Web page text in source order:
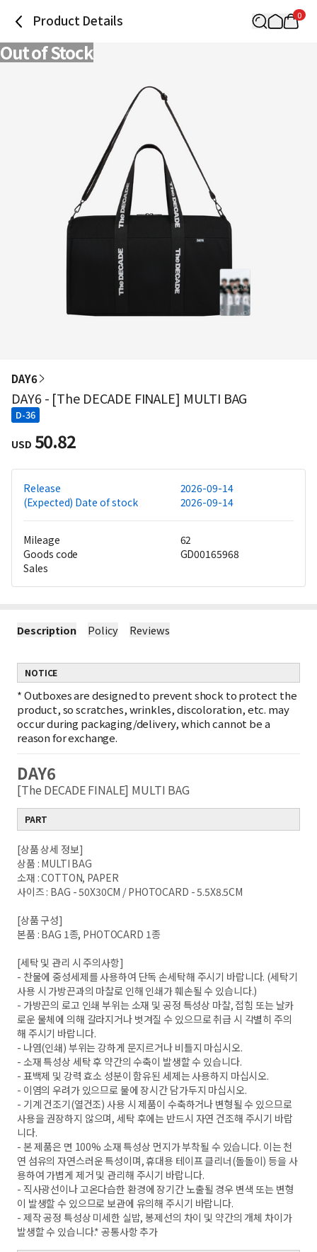
Product Details 0
Out of Stock
DAY6
DAY6 - [The DECADE FINALE] MULTI BAG
D-36
USD 50.82
Release
2026-09-14
(Expected) Date of stock
2026-09-14
Mileage
62
Goods code
GD00165968
Sales
Description Policy Reviews
NOTICE
*Outboxes are designed to prevent shock to protect the
product, so scratches, wrinkles, discoloration, etc. may
occur during packaging/delivery, which cannot be a
reason for exchange.
DAY6
[The DECADE FINALE] MULTI BAG
PART
[상품 상세 정보]
상품 : MULTI BAG
소재 : COTTON, PAPER
사이즈 : BAG - 50X30CM / PHOTOCARD - 5.5X8.5CM
[상품 구성]
본품 : BAG 1종, PHOTOCARD 1종
[세탁 및 관리 시 주의사항]
- 찬물에 중성세제를 사용하여 단독 손세탁해 주시기 바랍니다. (세탁기
사용 시 가방끈과의 마찰로 인해 인쇄가 훼손될 수 있습니다.)
- 가방끈의 로고 인쇄 부위는 소재 및 공정 특성상 마찰, 접힘 또는 날카
로운 물체에 의해 갈라지거나 벗겨질 수 있으므로 취급 시 각별히 주의
해 주시기 바랍니다.
- 나염(인쇄) 부위는 강하게 문지르거나 비틀지 마십시오.
- 소재 특성상 세탁 후 약간의 수축이 발생할 수 있습니다.
- 표백제 및 강력 효소 성분이 함유된 세제는 사용하지 마십시오.
- 이염의 우려가 있으므로 물에 장시간 담가두지 마십시오.
- 기계 건조기(열건조) 사용 시 제품이 수축하거나 변형될 수 있으므로
사용을 권장하지 않으며, 세탁 후에는 반드시 자연 건조해 주시기 바랍
니다.
- 본 제품은 면 100% 소재 특성상 먼지가 부착될 수 있습니다. 이는 천
연 섬유의 자연스러운 특성이며, 휴대용 테이프 클리너(돌돌이) 등을 사
용하여 가볍게 제거 및 관리해 주시기 바랍니다.
- 직사광선이나 고온다습한 환경에 장기간 노출될 경우 변색 또는 변형
이 발생할 수 있으므로 보관에 유의해 주시기 바랍니다.
- 제작 공정 특성상 미세한 실밥, 봉제선의 차이 및 약간의 개체 차이가
발생할 수 있습니다.* 공통사항 추가